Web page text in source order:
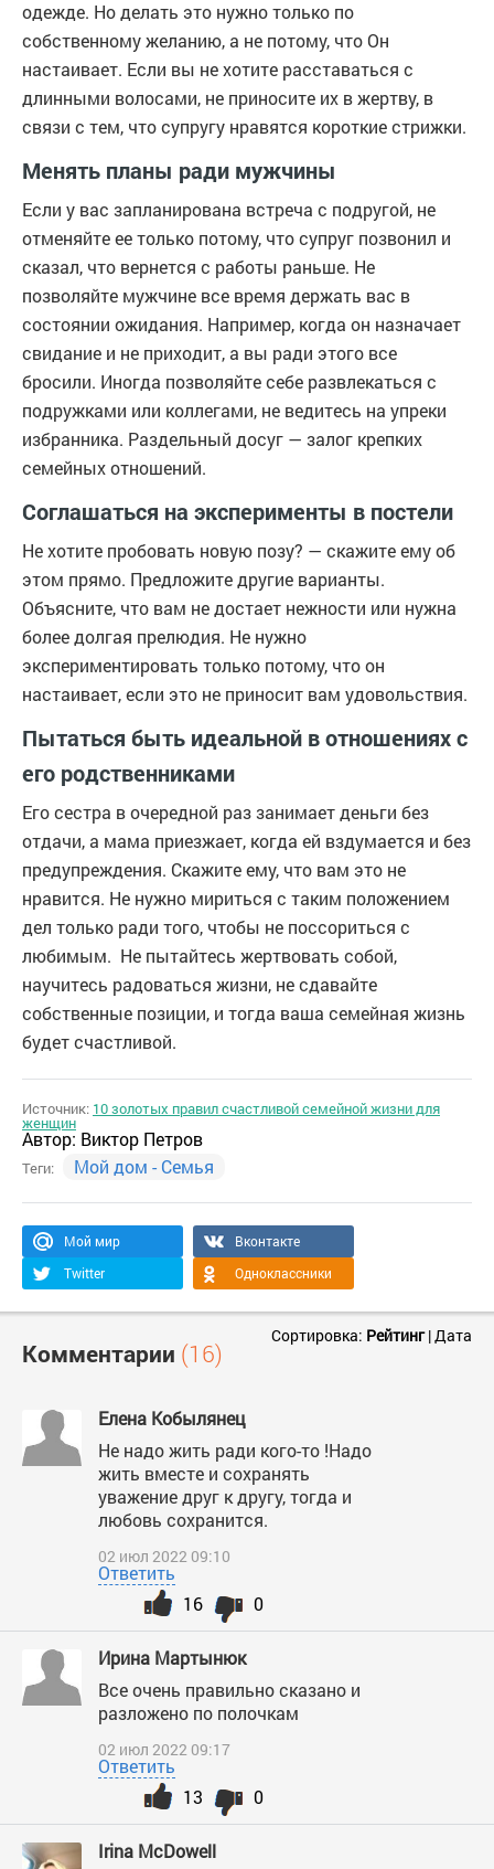
одежде. Но делать это нужно только по
собственному желанию, а не потому, что Он
настаивает. Если вы не хотите расставаться с
длинными волосами, не приносите их в жертву, в
связи с тем, что супругу нравятся короткие стрижки.
Менять планы ради мужчины
Если у вас запланирована встреча с подругой, не
отменяйте ее только потому, что супруг позвонил и
сказал, что вернется с работы раньше. Не
позволяйте мужчине все время держать вас в
состоянии ожидания. Например, когда он назначает
свидание и не приходит, а вы ради этого все
бросили. Иногда позволяйте себе развлекаться с
подружками или коллегами, не ведитесь на упреки
избранника. Раздельный досуг — залог крепких
семейных отношений.
Соглашаться на эксперименты в постели
Не хотите пробовать новую позу? — скажите ему об
этом прямо. Предложите другие варианты.
Объясните, что вам не достает нежности или нужна
более долгая прелюдия. Не нужно
экспериментировать только потому, что он
настаивает, если это не приносит вам удовольствия.
Пытаться быть идеальной в отношениях с
его родственниками
Его сестра в очередной раз занимает деньги без
отдачи, а мама приезжает, когда ей вздумается и без
предупреждения. Скажите ему, что вам это не
нравится. Не нужно мириться с таким положением
дел только ради того, чтобы не поссориться с
любимым. Не пытайтесь жертвовать собой,
научитесь радоваться жизни, не сдавайте
собственные позиции, и тогда ваша семейная жизнь
будет счастливой.
Источник: 10 золотых правил счастливой семейной жизни для
женщин
Автор: Виктор Петров
Теги: Мой дом - Семья
Мой мир
Вконтакте
Twitter
Одноклассники
Комментарии (16)
Сортировка: Рейтинг| Дата
Елена Кобылянец
Не надо жить ради кого-то !Надо
жить вместе и сохранять
уважение друг к другу, тогда и
любовь сохранится.
02 июл 2022 09:10
Ответить
0
16
Ирина Мартынюк
Все очень правильно сказано и
разложено по полочкам
02 июл 2022 09:17
Ответить
0
13
Irina McDowell